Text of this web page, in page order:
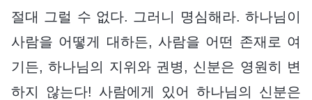
절대 그럴 수 없다. 그러니 명심해라. 하나님이
사람을 어떻게 대하든, 사람을 어떤 존재로 여
기든, 하나님의 지위와 권병, 신분은 영원히 변
하지 않는다! 사람에게 있어 하나님의 신분은